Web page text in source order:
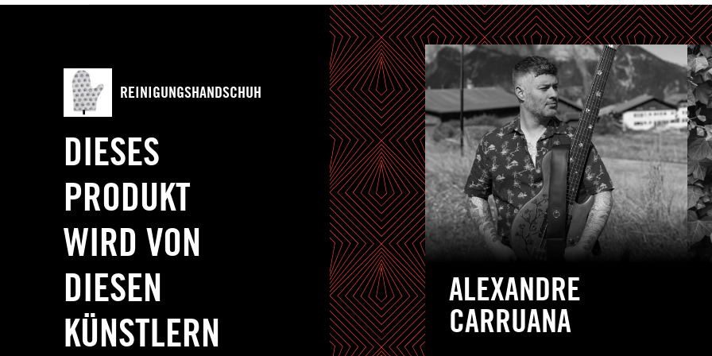
REINIGUNGSHANDSCHUH
DIESES
PRODUKT
WIRD VON
DIESEN
KÜNSTLERN
ALEXANDRE
CARRUANA